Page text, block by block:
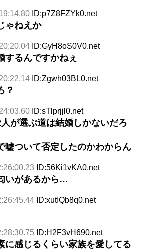
ID:p7Z8FZYk0.net
ゃねえか
ID:GyH8oS0V0.net
するんですかねぇ
ID:Zgwh03BL0.net
？
ID:sTlprjjl0.net
が選ぶ道は結婚しかないだろ
嘘ついて否定したのかわからん
ID:56Ki1vKA0.net
いがあるから…
ID:xutIQb8q0.net
ID:H2F3vH690.net
に感じるくらい家族を愛してる